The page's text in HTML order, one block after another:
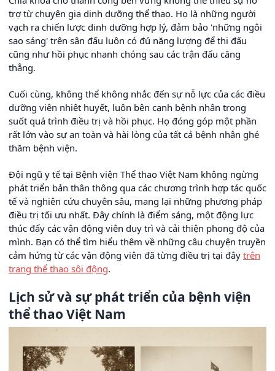
trợ từ chuyên gia dinh dưỡng thể thao. Họ là những người
vạch ra chiến lược dinh dưỡng hợp lý, đảm bảo 'những ngôi
sao sáng' trên sân đấu luôn có đủ năng lượng để thi đấu
cũng như hồi phục nhanh chóng sau các trận đấu căng
thẳng.
Cuối cùng, không thể không nhắc đến sự nỗ lực của các điều
dưỡng viên nhiệt huyết, luôn bên cạnh bệnh nhân trong
suốt quá trình điều trị và hồi phục. Họ đóng góp một phần
rất lớn vào sự an toàn và hài lòng của tất cả bệnh nhân ghé
thăm bệnh viện.
Đội ngũ y tế tại Bệnh viện Thể thao Việt Nam không ngừng
phát triển bản thân thông qua các chương trình hợp tác quốc
tế và nghiên cứu chuyên sâu, mang lại những phương pháp
điều trị tối ưu nhất. Đây chính là điểm sáng, một động lực
thúc đẩy các vận động viên duy trì và cải thiện phong độ của
mình. Bạn có thể tìm hiểu thêm về những câu chuyện truyền
cảm hứng từ các vận động viên đã từng điều trị tại đây trên
trang thể thao sôi động.
Lịch sử và sự phát triển của bệnh viện
thể thao Việt Nam